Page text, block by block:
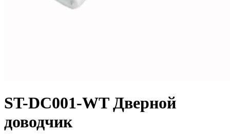
ST-DC001-WT Дверной
доводчик